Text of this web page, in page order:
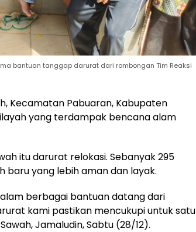
bantuan tanggap darurat dari rombongan Tim Reaksi
Kecamatan Pabuaran, Kabupaten
yang terdampak bencana alam
itu darurat relokasi. Sebanyak 295
baru yang lebih aman dan layak.
berbagai bantuan datang dari
kami pastikan mencukupi untuk satu
Jamaludin, Sabtu (28/12).